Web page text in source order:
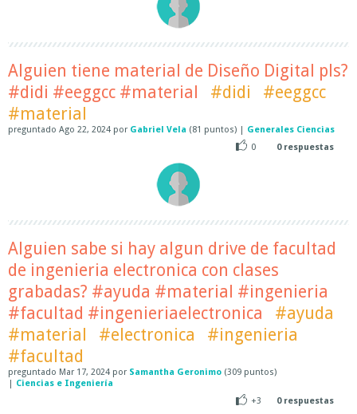
Alguien tiene material de Diseño Digital pls?
#didi #eeggcc #material
#didi
#eeggcc
#material
preguntado Ago 22, 2024 por Gabriel Vela (81 puntos) | Generales Ciencias
0
0respuestas
Alguien sabe si hay algun drive de facultad
de ingenieria electronica con clases
grabadas? #ayuda #material #ingenieria
#facultad #ingenieriaelectronica
#ayuda
#material
#electronica
#ingenieria
#facultad
preguntado Mar 17, 2024 por Samantha Geronimo (309 puntos)
| Ciencias e Ingeniería
+3
0respuestas